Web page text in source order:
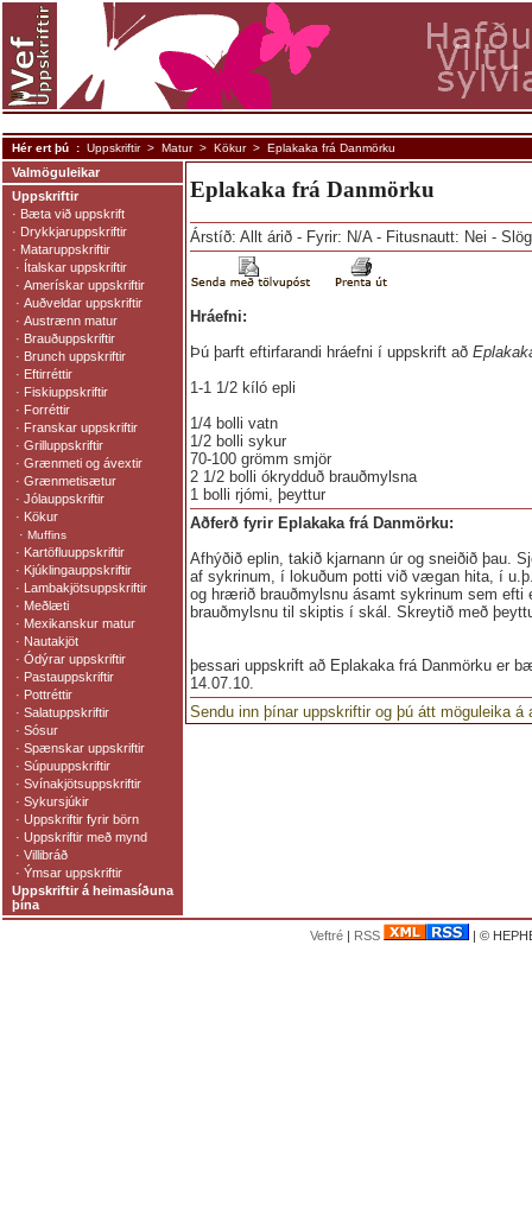
Eplakaka frá Danmörku
Árstíð: Allt árið - Fyrir: N/A - Fitusnautt: Nei -
Hráefni:
Þú þarft eftirfarandi hráefni í uppskrift að
1-1 1/2 kíló epli
1/4 bolli vatn
1/2 bolli sykur
70-100 grömm smjör
2 1/2 bolli ókrydduð brauðmylsna
1 bolli rjómi, þeyttur
Aðferð fyrir Eplakaka frá Danmörku:
Afhýðið eplin, takið kjarnann úr og sneiðið þau.
af sykrinum, í lokuðum potti við vægan hita, í
og hrærið brauðmylsnu ásamt sykrinum sem efti
brauðmylsnu til skiptis í skál. Skreytið með
þessari uppskrift að Eplakaka frá Danmörku er
14.07.10.
Sendu inn þínar uppskriftir og þú átt möguleika
Valmöguleikar
Uppskriftir
· Bæta við uppskrift
· Drykkjaruppskriftir
· Mataruppskriftir
· Ítalskar uppskriftir
· Amerískar uppskriftir
· Auðveldar uppskriftir
· Austrænn matur
· Brauðuppskriftir
· Brunch uppskriftir
· Eftirréttir
· Fiskiuppskriftir
· Forréttir
· Franskar uppskriftir
· Grilluppskriftir
· Grænmeti og ávextir
· Grænmetisætur
· Jólauppskriftir
· Kökur
· Muffins
· Kartöfluuppskriftir
· Kjúklingauppskriftir
· Lambakjötsuppskriftir
· Meðlæti
· Mexikanskur matur
· Nautakjöt
· Ódýrar uppskriftir
· Pastauppskriftir
· Pottréttir
· Salatuppskriftir
· Sósur
· Spænskar uppskriftir
· Súpuuppskriftir
· Svínakjötsuppskriftir
· Sykursjúkir
· Uppskriftir fyrir börn
· Uppskriftir með mynd
· Villibráð
· Ýmsar uppskriftir
Uppskriftir á heimasíðuna
þína
Veftré| RSS | ©
Hér ert þú : Uppskriftir > Matur > Kökur > Eplakaka frá Danmörku